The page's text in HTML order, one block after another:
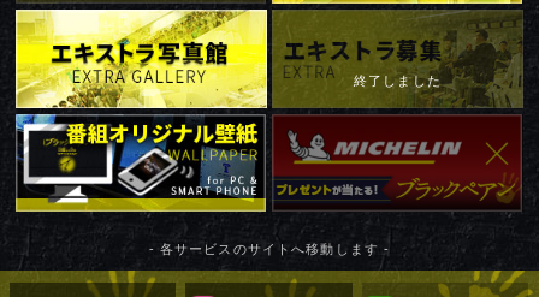
終了しました
- 各サービスのサイトへ移動します -